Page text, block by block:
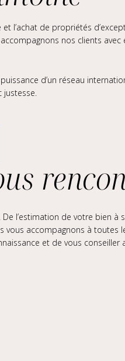
l’achat de propriétés
nos clients
d’un réseau
justesse.
l’estimation de votre bien à
accompagnons à toutes
et de vous conseiller